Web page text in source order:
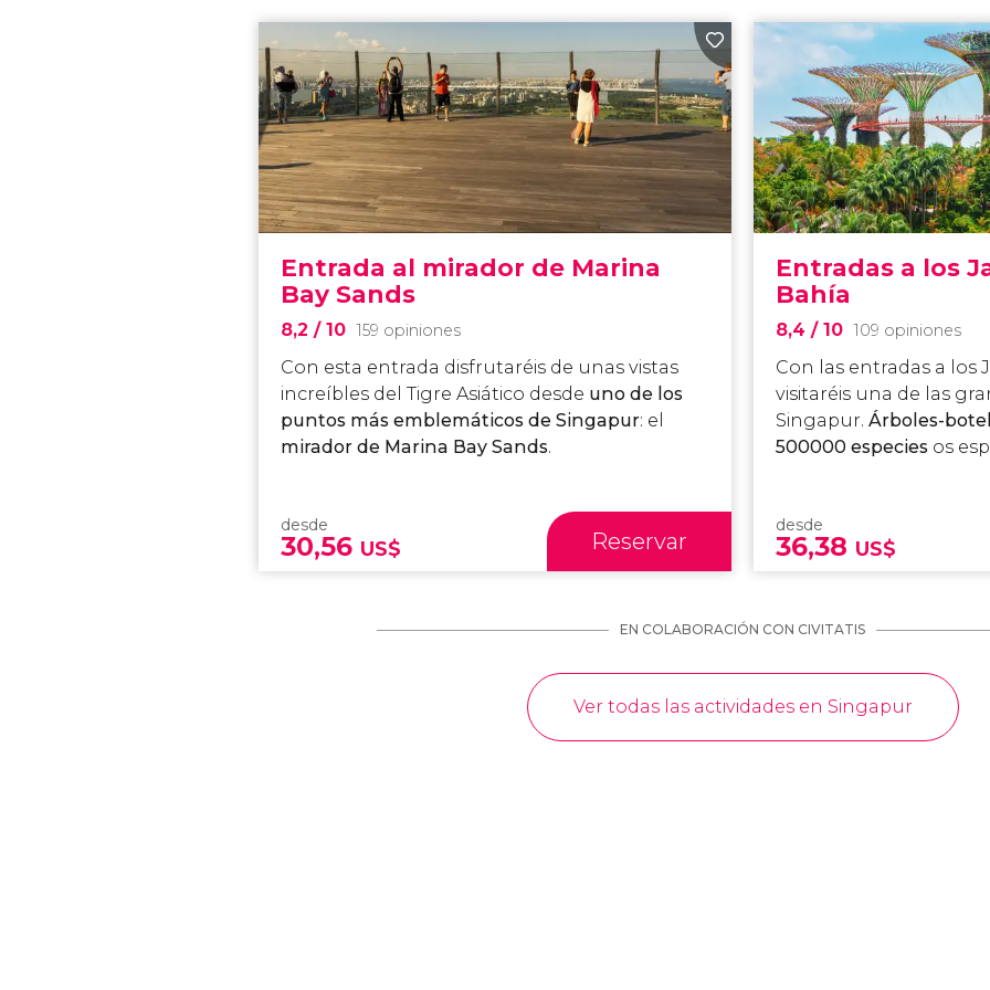
Entrada al mirador de Marina
Bay Sands
8,2/ 10 159 opiniones
Con esta entrada disfrutaréis de unas vistas
increíbles del Tigre Asiático desde uno de los
puntos más emblemáticos de Singapur: el
mirador de Marina Bay Sands.
desde
30,56 US$ Reservar
Entradas a los
Bahía
8,4 / 10 109 opiniones
Con las entradas a los
visitaréis una de las
Singapur. Árboles-
500000 especies os
desde
36,38 US$
EN COLABORACIÓN CON CIVITATIS
Ver todas las actividades en Singapur